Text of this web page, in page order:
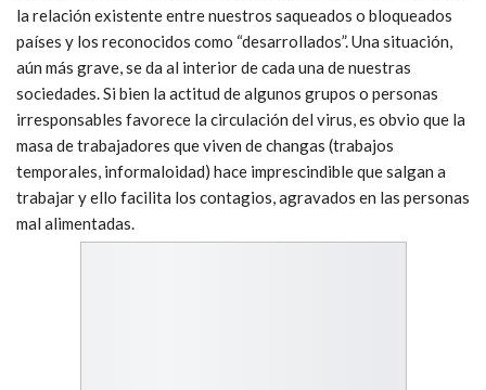
la relación existente entre nuestros saqueados o bloqueados
países y los reconocidos como “desarrollados”. Una situación,
aún más grave, se da al interior de cada una de nuestras
sociedades. Si bien la actitud de algunos grupos o personas
irresponsables favorece la circulación del virus, es obvio que la
masa de trabajadores que viven de changas (trabajos
temporales, informaloidad) hace imprescindible que salgan a
trabajar y ello facilita los contagios, agravados en las personas
mal alimentadas.